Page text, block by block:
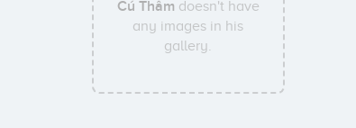
Cú Thâm doesn't have
any images in his
gallery.